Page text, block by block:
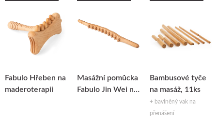
Fabulo Hřeben na
maderoterapii
Masážní pomůcka
Fabulo Jin Wei na
Bambusové tyče
na masáž, 11ks
+ bavlněný vak na
přenášení